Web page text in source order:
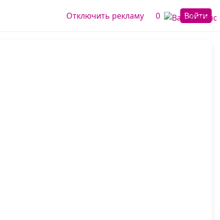
Отключить рекламу 0 Войти